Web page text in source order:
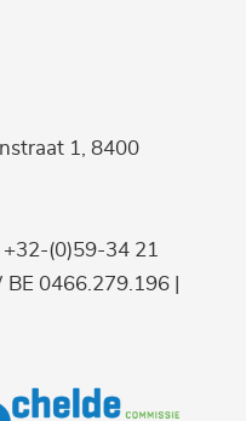
1, 8400
(0)59-34 21
BE 0466.279.196 |